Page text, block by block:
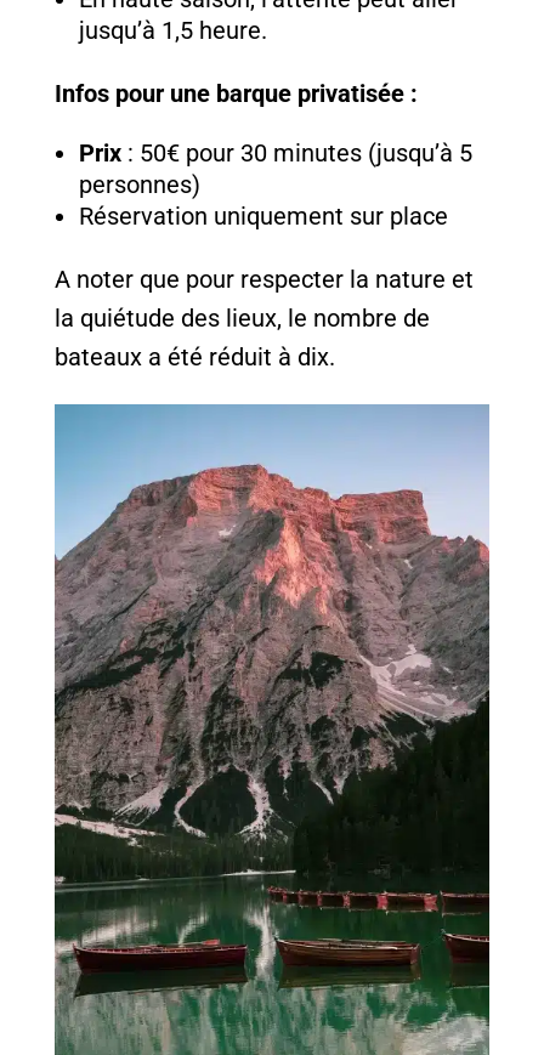
jusqu’à 1,5 heure.
Infos pour une barque privatisée :
Prix: 50€ pour 30 minutes (jusqu’à 5
personnes)
Réservation uniquement sur place
A noter que pour respecter la nature et
la quiétude des lieux, le nombre de
bateaux a été réduit à dix.